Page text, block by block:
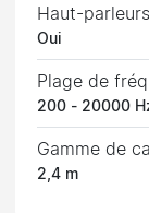
Haut-
Oui
Plage de
200 - 20000
Gamme de
2,4 m